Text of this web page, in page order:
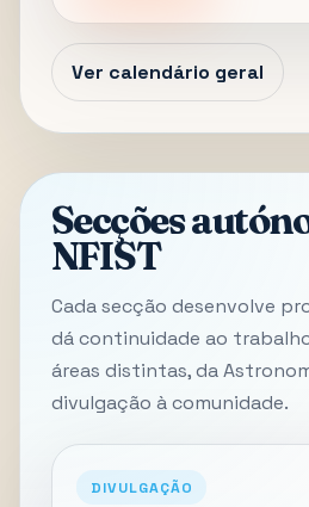
Ver calendário geral
Secções
NFIST
Cada secção desenvolve
dá continuidade ao
áreas distintas, da
divulgação à comunidade.
DIVULGAÇÃO